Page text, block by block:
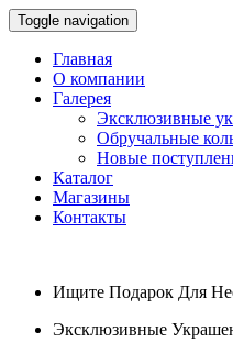
Toggle navigation
Главная
О компании
Галерея
Эксклюзивные
Обручальные
Новые
Каталог
Магазины
Контакты
Ищите Подарок Для
Эксклюзивные